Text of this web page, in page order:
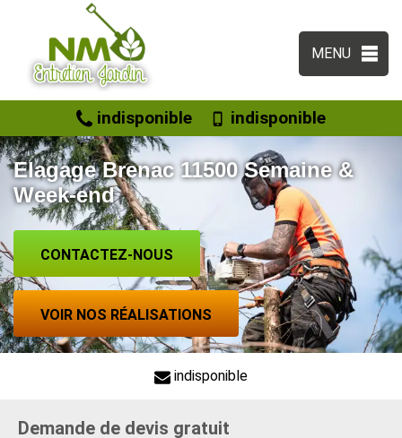
MENU
indisponible indisponible
Elagage Brenac 11500 Semaine &
Week-end
CONTACTEZ-NOUS
VOIR NOS RÉALISATIONS
indisponible
Demande de devis gratuit